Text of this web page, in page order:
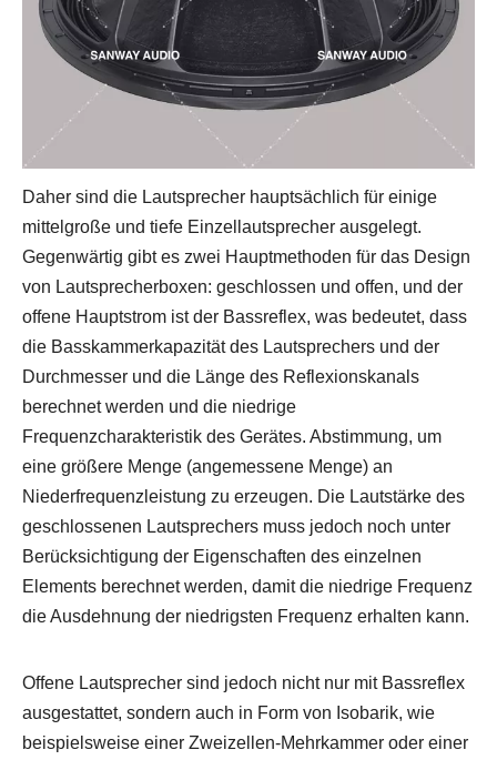
Daher sind die Lautsprecher hauptsächlich für einige
mittelgroße und tiefe Einzellautsprecher ausgelegt.
Gegenwärtig gibt es zwei Hauptmethoden für das Design
von Lautsprecherboxen: geschlossen und offen, und der
offene Hauptstrom ist der Bassreflex, was bedeutet, dass
die Basskammerkapazität des Lautsprechers und der
Durchmesser und die Länge des Reflexionskanals
berechnet werden und die niedrige
Frequenzcharakteristik des Gerätes. Abstimmung, um
eine größere Menge (angemessene Menge) an
Niederfrequenzleistung zu erzeugen. Die Lautstärke des
geschlossenen Lautsprechers muss jedoch noch unter
Berücksichtigung der Eigenschaften des einzelnen
Elements berechnet werden, damit die niedrige Frequenz
die Ausdehnung der niedrigsten Frequenz erhalten kann.
Offene Lautsprecher sind jedoch nicht nur mit Bassreflex
ausgestattet, sondern auch in Form von Isobarik, wie
beispielsweise einer Zweizellen-Mehrkammer oder einer